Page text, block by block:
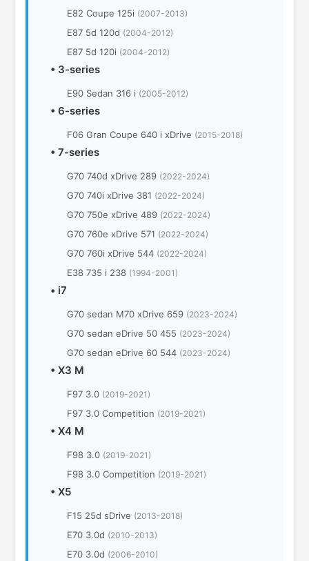
E82 Coupe 125i (2007-2013)
E87 5d 120d (2004-2012)
E87 5d 120i (2004-2012)
• 3-series
E90 Sedan 316 i (2005-2012)
• 6-series
F06 Gran Coupe 640 i xDrive (2015-2018)
• 7-series
G70 740d xDrive 289 (2022-2024)
G70 740i xDrive 381 (2022-2024)
G70 750e xDrive 489 (2022-2024)
G70 760e xDrive 571 (2022-2024)
G70 760i xDrive 544 (2022-2024)
E38 735 i 238 (1994-2001)
• i7
G70 sedan M70 xDrive 659 (2023-2024)
G70 sedan eDrive 50 455 (2023-2024)
G70 sedan eDrive 60 544 (2023-2024)
• X3 M
F97 3.0 (2019-2021)
F97 3.0 Competition (2019-2021)
• X4 M
F98 3.0 (2019-2021)
F98 3.0 Competition (2019-2021)
• X5
F15 25d sDrive (2013-2018)
E70 3.0d (2010-2013)
E70 3.0d (2006-2010)